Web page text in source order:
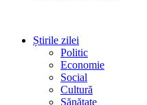
Știrile zilei
Politic
Economie
Social
Cultură
Sănătate